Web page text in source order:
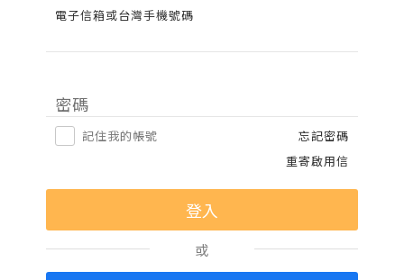
電子信箱或台灣手機號碼
密碼
記住我的帳號
忘記密碼
重寄啟用信
或